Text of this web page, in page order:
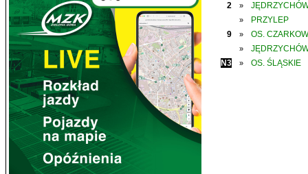
2
»
»
PRZYLEP
9
» OS.
»
N3
» OS. ŚLĄSKIE